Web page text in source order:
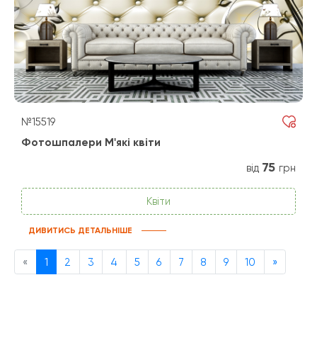
№15519
Фотошпалери М'які квіти
від 75 грн
Квіти
ДИВИТИСЬ ДЕТАЛЬНІШЕ
« Previous
1 2 3 4 5 6 7 8 9 10 »Next